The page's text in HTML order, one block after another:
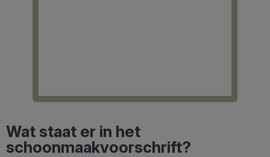
Wat staat er in het
schoonmaakvoorschrift?